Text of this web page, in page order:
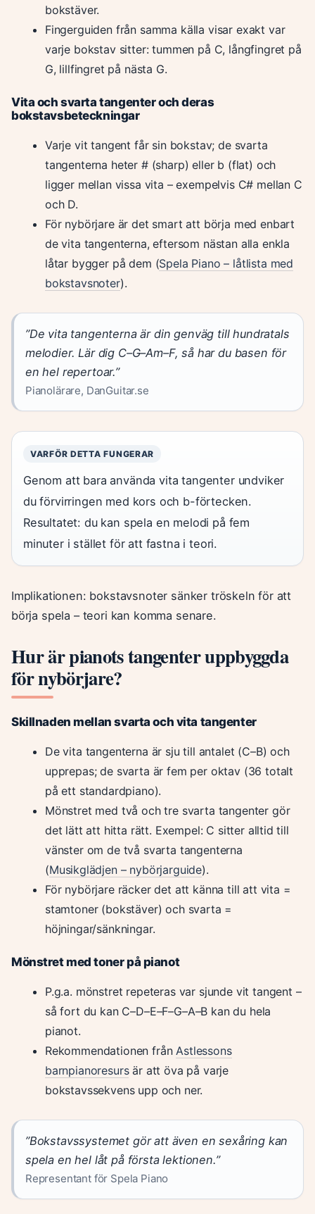
bokstäver.
Fingerguiden från samma källa visar exakt var
varje bokstav sitter: tummen på C, långfingret på
G, lillfingret på nästa G.
Vita och svarta tangenter och deras
bokstavsbeteckningar
Varje vit tangent får sin bokstav; de svarta
tangenterna heter # (sharp) eller b (flat) och
ligger mellan vissa vita – exempelvis C# mellan C
och D.
För nybörjare är det smart att börja med enbart
de vita tangenterna, eftersom nästan alla enkla
låtar bygger på dem (Spela Piano – låtlista med
bokstavsnoter).
”De vita tangenterna är din genväg till hundratals
melodier. Lär dig C–G–Am–F, så har du basen för
en hel repertoar.”
Pianolärare, DanGuitar.se
VARFÖR DETTA FUNGERAR
Genom att bara använda vita tangenter undviker
du förvirringen med kors och b-förtecken.
Resultatet: du kan spela en melodi på fem
minuter i stället för att fastna i teori.
Implikationen: bokstavsnoter sänker tröskeln för att
börja spela – teori kan komma senare.
Hur är pianots tangenter uppbyggda
för nybörjare?
Skillnaden mellan svarta och vita tangenter
De vita tangenterna är sju till antalet (C–B) och
upprepas; de svarta är fem per oktav (36 totalt
på ett standardpiano).
Mönstret med två och tre svarta tangenter gör
det lätt att hitta rätt. Exempel: C sitter alltid till
vänster om de två svarta tangenterna
(Musikglädjen – nybörjarguide).
För nybörjare räcker det att känna till att vita =
stamtoner (bokstäver) och svarta =
höjningar/sänkningar.
Mönstret med toner på pianot
P.g.a. mönstret repeteras var sjunde vit tangent –
så fort du kan C–D–E–F–G–A–B kan du hela
pianot.
Rekommendationen från Astlessons
barnpianoresursär att öva på varje
bokstavssekvens upp och ner.
”Bokstavssystemet gör att även en sexåring kan
spela en hel låt på första lektionen.”
Representant för Spela Piano